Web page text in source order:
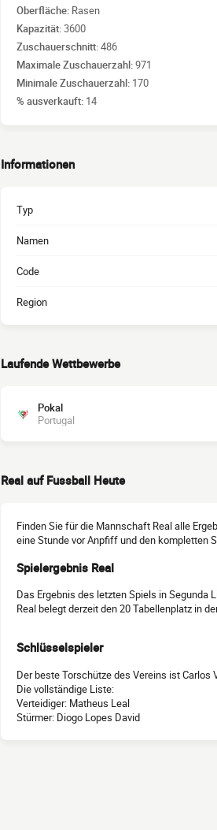
Oberfläche: Rasen
Kapazität:3600
Zuschauerschnitt:486
Maximale Zuschauerzahl:971
Minimale Zuschauerzahl: 170
% ausverkauft: 14
Informationen
Typ
Namen
Code
Region
Laufende Wettbewerbe
Pokal
Portugal
Real auf Fussball Heute
Finden Sie für die Mannschaft Real alle
eine Stunde vor Anpfiff und den kompletten
Spielergebnis Real
Das Ergebnis des letzten Spiels in Segunda
Real belegt derzeit den 20 Tabellenplatz in
Schlüsselspieler
Der beste Torschütze des Vereins ist Carlos
Die vollständige Liste:
Verteidiger: Matheus Leal
Stürmer: Diogo Lopes David